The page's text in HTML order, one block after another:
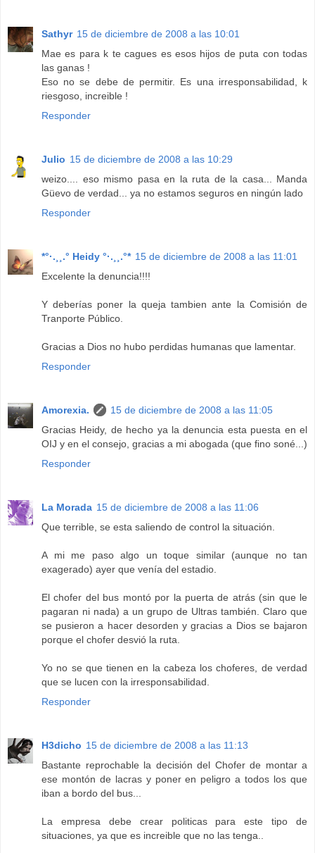
Sathyr 15 de diciembre de 2008 a las 10:01
Mae es para k te cagues es esos hijos de puta con todas
las ganas !
Eso no se debe de permitir. Es una irresponsabilidad, k
riesgoso, increible !
Responder
Julio 15 de diciembre de 2008 a las 10:29
weizo.... eso mismo pasa en la ruta de la casa... Manda
Güevo de verdad... ya no estamos seguros en ningún lado
Responder
*°·.¸¸.° Heidy °·.¸¸.°* 15 de diciembre de 2008 a las 11:01
Excelente la denuncia!!!!
Y deberías poner la queja tambien ante la Comisión de
Tranporte Público.
Gracias a Dios no hubo perdidas humanas que lamentar.
Responder
Amorexia.
15 de diciembre de 2008 a las 11:05
Gracias Heidy, de hecho ya la denuncia esta puesta en el
OIJ y en el consejo, gracias a mi abogada (que fino soné...)
Responder
La Morada 15 de diciembre de 2008 a las 11:06
Que terrible, se esta saliendo de control la situación.
A mi me paso algo un toque similar (aunque no tan
exagerado) ayer que venía del estadio.
El chofer del bus montó por la puerta de atrás (sin que le
pagaran ni nada) a un grupo de Ultras también. Claro que
se pusieron a hacer desorden y gracias a Dios se bajaron
porque el chofer desvió la ruta.
Yo no se que tienen en la cabeza los choferes, de verdad
que se lucen con la irresponsabilidad.
Responder
H3dicho 15 de diciembre de 2008 a las 11:13
Bastante reprochable la decisión del Chofer de montar a
ese montón de lacras y poner en peligro a todos los que
iban a bordo del bus...
La empresa debe crear politicas para este tipo de
situaciones, ya que es increible que no las tenga..